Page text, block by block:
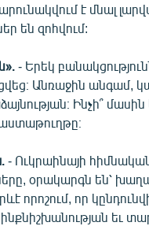
բոլոր կայքերը
է մնալ
են զոհվում:
- Երեկ
Անռաջին անգամ,
Ինչի՞ մասին
- Ուկրաինայի
օրակարգն են՝
որոշում, որ
ինքնիշխանության եւ